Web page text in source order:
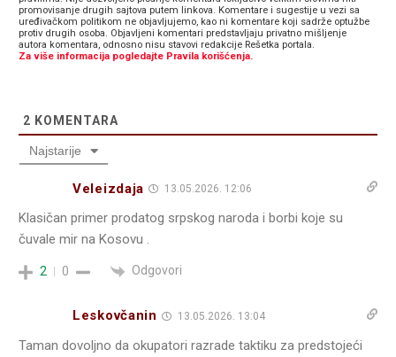
promovisanje drugih sajtova putem linkova. Komentare i sugestije u vezi sa
uređivačkom politikom ne objavljujemo, kao ni komentare koji sadrže optužbe
protiv drugih osoba. Objavljeni komentari predstavljaju privatno mišljenje
autora komentara, odnosno nisu stavovi redakcije Rešetka portala.
Za više informacija pogledajte Pravila korišćenja.
2 KOMENTARA
Najstarije
Veleizdaja 13.05.2026. 12:06
Klasičan primer prodatog srpskog naroda i borbi koje su
čuvale mir na Kosovu .
2 0 Odgovori
Leskovčanin 13.05.2026. 13:04
Taman dovoljno da okupatori razrade taktiku za predstojeći